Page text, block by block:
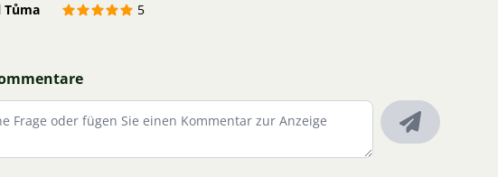
Tůma 5